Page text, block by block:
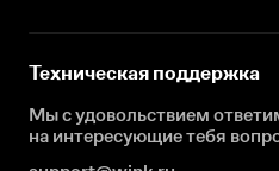
Техническая поддержка
Мы с удовольствием
на интересующиетебя